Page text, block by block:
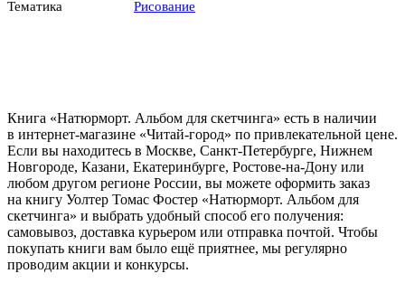
Тематика Рисование
Книга «Натюрморт. Альбом для скетчинга» есть в наличии
в интернет-магазине «Читай-город» по привлекательной цене.
Если вы находитесь в Москве, Санкт-Петербурге, Нижнем
Новгороде, Казани, Екатеринбурге, Ростове-на-Дону или
любом другом регионе России, вы можете оформить заказ
на книгу Уолтер Томас Фостер «Натюрморт. Альбом для
скетчинга» и выбрать удобный способ его получения:
самовывоз, доставка курьером или отправка почтой. Чтобы
покупать книги вам было ещё приятнее, мы регулярно
проводим акции и конкурсы.